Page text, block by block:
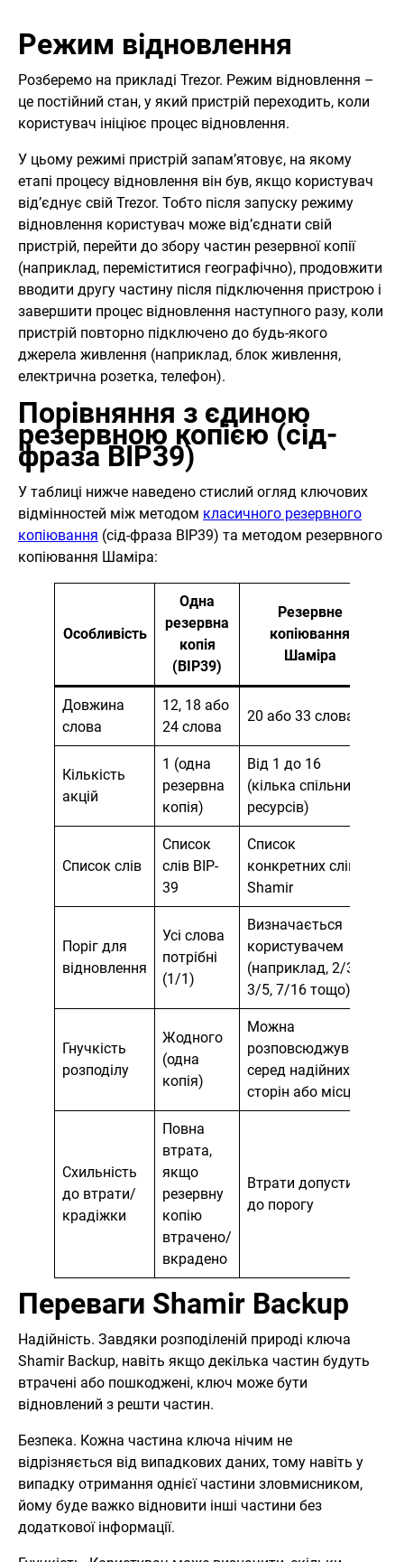
Режим відновлення
Розберемо на прикладі Trezor. Режим відновлення –
це постійний стан, у який пристрій переходить, коли
користувач ініціює процес відновлення.
У цьому режимі пристрій запам’ятовує, на якому
етапі процесу відновлення він був, якщо користувач
від’єднує свій Trezor. Тобто після запуску режиму
відновлення користувач може від’єднати свій
пристрій, перейти до збору частин резервної копії
(наприклад, переміститися географічно), продовжити
вводити другу частину після підключення пристрою і
завершити процес відновлення наступного разу, коли
пристрій повторно підключено до будь-якого
джерела живлення (наприклад, блок живлення,
електрична розетка, телефон).
Порівняння з єдиною
резервною копією (сід-
фраза BIP39)
У таблиці нижче наведено стислий огляд ключових
відмінностей між методом класичного резервного
копіювання (сід-фраза BIP39) та методом резервного
копіювання Шаміра:
Особливість
Одна
резервна
копія
(BIP39)
Резервне
копіювання
Шаміра
Довжина
слова
12, 18 або
24 слова
20 або 33 слова
Кількість
акцій
1 (одна
резервна
копія)
Від 1 до 16
(кілька спільних
ресурсів)
Список слів
Список
слів BIP-
39
Список
конкретних слів
Shamir
Поріг для
відновлення
Усі слова
потрібні
(1/1)
Визначається
користувачем
(наприклад, 2/3,
3/5, 7/16 тощо)
Гнучкість
розподілу
Жодного
(одна
копія)
Можна
розповсюджувати
серед надійних
сторін або місць
Схильність
до втрати/
крадіжки
Повна
втрата,
якщо
резервну
копію
втрачено/
вкрадено
Втрати допустимі
до порогу
Переваги Shamir Backup
Надійність. Завдяки розподіленій природі ключа
Shamir Backup, навіть якщо декілька частин будуть
втрачені або пошкоджені, ключ може бути
відновлений з решти частин.
Безпека. Кожна частина ключа нічим не
відрізняється від випадкових даних, тому навіть у
випадку отримання однієї частини зловмисником,
йому буде важко відновити інші частини без
додаткової інформації.